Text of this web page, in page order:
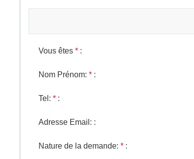
Vous êtes * :
Nom Prénom: * :
Tel: * :
Adresse Email: :
Nature de la demande: * :